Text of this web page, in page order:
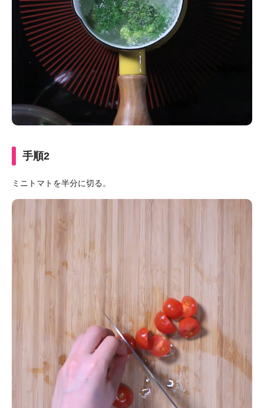
手順2
ミニトマトを半分に切る。